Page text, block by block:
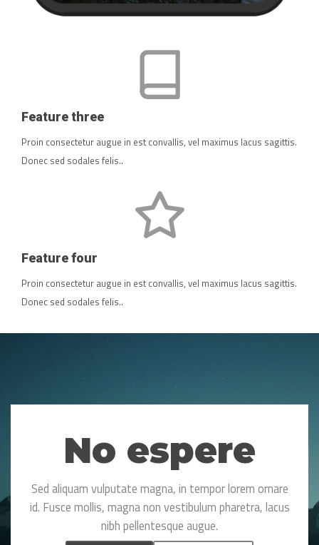
Feature three
Proin consectetur augue in est convallis, vel maximus lacus sagittis.
Donec sed sodales felis..
Feature four
Proin consectetur augue in est convallis, vel maximus lacus sagittis.
Donec sed sodales felis..
No espere
Sed aliquam vulputate magna, in tempor lorem ornare
id. Fusce mollis, magna non vestibulum pharetra, lacus
nibh pellentesque augue.